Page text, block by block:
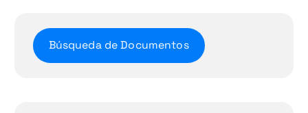
Búsqueda de Documentos